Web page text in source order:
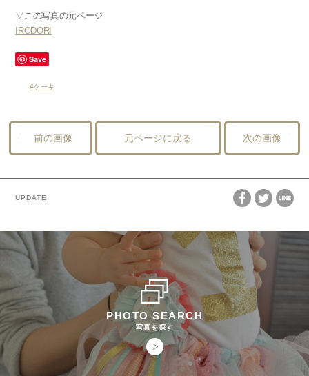
▽この写真の元ページ
IRODORI
Save
ケーキ
前の画像 元ページに戻る 次の画像
UPDATE:
PHOTO SEARCH
写真を探す